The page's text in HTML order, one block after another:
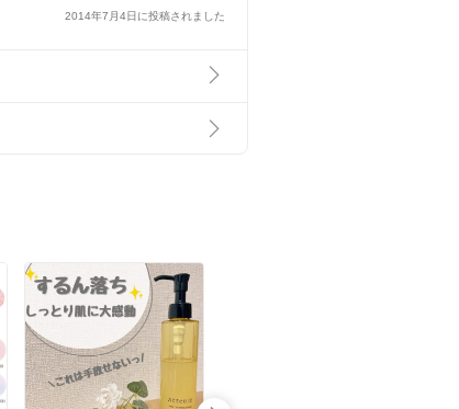
2014年7月4日に投稿されました